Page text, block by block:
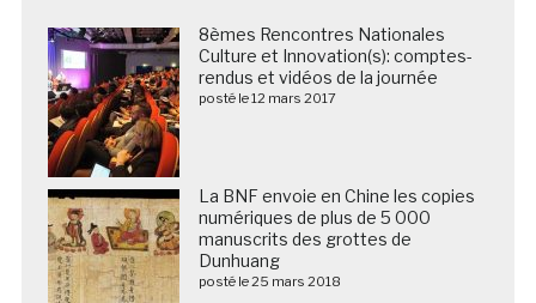
8èmes Rencontres Nationales
Culture et Innovation(s): comptes-
rendus et vidéos de la journée
posté le 12 mars 2017
La BNF envoie en Chine les copies
numériques de plus de 5 000
manuscrits des grottes de
Dunhuang
posté le 25 mars 2018